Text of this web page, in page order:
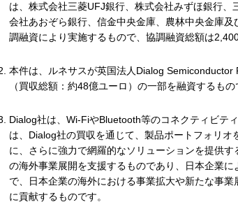
は、株式会社三菱UFJ銀行、株式会社みずほ銀行
会社あおぞら銀行、信金中央金庫、農林中央金庫
調融資により実施するもので、協調融資総額は2,400
本件は、ルネサスが英国法人Dialog
（買収総額：約48億ユーロ）の一部を融資するもの
Dialog社は、Wi-FiやBluetooth等のコネクティビテ
は、Dialog社の買収を通じて、製品ポートフォリ
に、さらに強力で網羅的なソリューションを提供
の海外事業展開を支援するものであり、日本企業
で、日本企業の海外における事業拡大や新たな事
に貢献するものです。